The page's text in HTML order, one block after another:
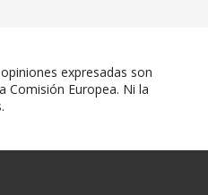
expresadas son
Comisión Europea. Ni la